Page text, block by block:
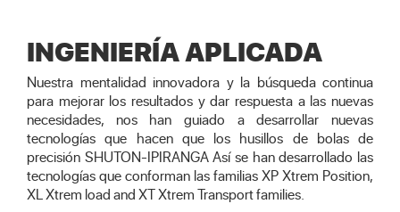
INGENIERÍA APLICADA
Nuestra mentalidad innovadora y la búsqueda continua
para mejorar los resultados y dar respuesta a las nuevas
necesidades, nos han guiado a desarrollar nuevas
tecnologías que hacen que los husillos de bolas de
precisión SHUTON-IPIRANGA Así se han desarrollado las
tecnologías que conforman las familias XP Xtrem Position,
XL Xtrem load and XT Xtrem Transport families.